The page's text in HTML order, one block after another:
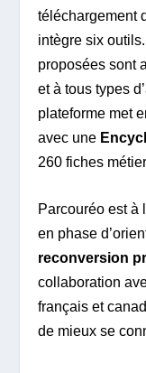
téléchargement
intègre six
proposées sont
et à tous types
plateforme met
avec une
260 fiches
Parcouréo est à
en phase
reconversion
collaboration
français et
de mieux se